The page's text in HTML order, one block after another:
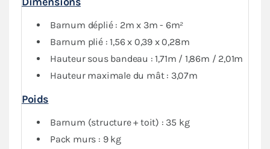
Lepack Côtés, composé de trois murs pleins et d'un
mur avec porte, vous garantit une protection optimale
contre les intempéries.
Barnum déplié : 2m x 3m - 6m²
Barnum plié : 1,56 x 0,39 x 0,28m
Hauteur sous bandeau : 1,71m / 1,86m / 2,01m
Hauteur maximale du mât : 3,07m
Poids
Barnum (structure + toit) : 35 kg
Pack murs : 9 kg